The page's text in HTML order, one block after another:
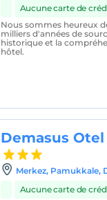
Aucune carte de
Nous sommes heureux
milliers d'années de
historique et la
hôtel.
Demasus Otel
Merkez, Pamukkale,
Aucune carte de